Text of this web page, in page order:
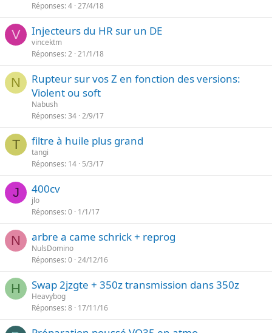
Réponses 4 27/4/18
V Injecteurs du HR sur un DE
vincektm
Réponses 2 21/1/18
N
Rupteur sur vos Z en fonction des versions:
Violent ou soft
Nabush
Réponses 34 2/9/17
T filtre à huile plus grand
tangi
Réponses 14 5/3/17
J 400cv
jlo
Réponses 0 1/1/17
N arbre a came schrick + reprog
NulsDomino
Réponses 0 24/12/16
H Swap 2jzgte + 350z transmission dans 350z
Heavybog
Réponses 8 17/11/16